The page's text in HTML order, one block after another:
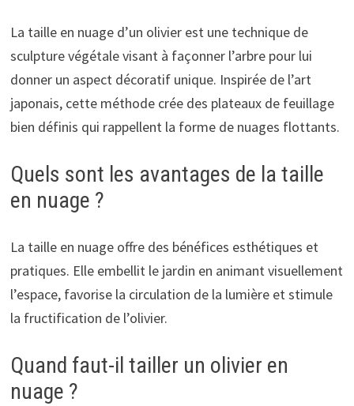
La taille en nuage d’un olivier est une technique de
sculpture végétale visant à façonner l’arbre pour lui
donner un aspect décoratif unique. Inspirée de l’art
japonais, cette méthode crée des plateaux de feuillage
bien définis qui rappellent la forme de nuages flottants.
Quels sont les avantages de la taille
en nuage ?
La taille en nuage offre des bénéfices esthétiques et
pratiques. Elle embellit le jardin en animant visuellement
l’espace, favorise la circulation de la lumière et stimule
la fructification de l’olivier.
Quand faut-il tailler un olivier en
nuage ?